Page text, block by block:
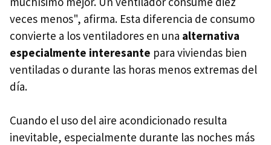
veces menos", afirma. Esta diferencia de consumo
convierte a los ventiladores en una alternativa
especialmente interesante para viviendas bien
ventiladas o durante las horas menos extremas del
día.
Cuando el uso del aire acondicionado resulta
inevitable, especialmente durante las noches más